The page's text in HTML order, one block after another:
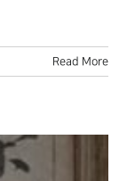
Read More